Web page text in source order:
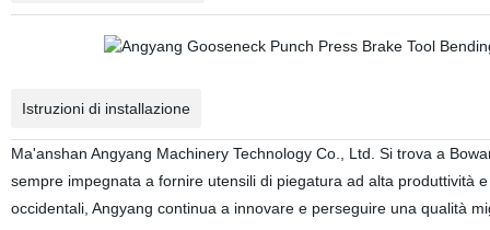
Istruzioni di installazione
Ma'anshan Angyang Machinery Technology Co., Ltd. Si trova a
sempre impegnata a fornire utensili di piegatura ad alta produttività
occidentali, Angyang continua a innovare e perseguire una qualità